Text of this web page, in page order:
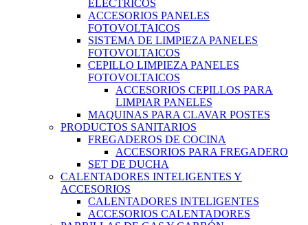
ELÉCTRICOS
ACCESORIOS PANELES
FOTOVOLTAICOS
SISTEMA DE LIMPIEZA PANELES
FOTOVOLTAICOS
CEPILLO LIMPIEZA PANELES
FOTOVOLTAICOS
ACCESORIOS CEPILLOS PARA
LIMPIAR PANELES
MAQUINAS PARA CLAVAR POSTES
PRODUCTOS SANITARIOS
FREGADEROS DE COCINA
ACCESORIOS PARA FREGADERO
SET DE DUCHA
CALENTADORES INTELIGENTES Y
ACCESORIOS
CALENTADORES INTELIGENTES
ACCESORIOS CALENTADORES